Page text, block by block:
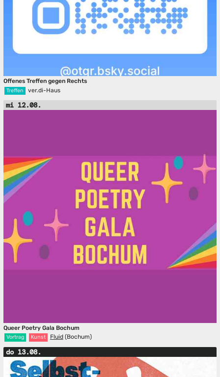
Offenes Treffen gegen Rechts
Treffen ver.di-Haus
mi 12.08.
Queer Poetry Gala Bochum
Vortrag Kunst Fluid(Bochum)
do 13.08.